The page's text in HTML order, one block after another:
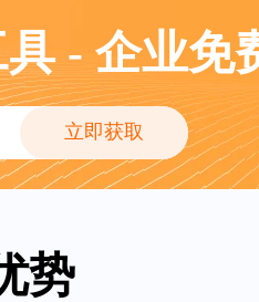
- 企业免
立即获取
势